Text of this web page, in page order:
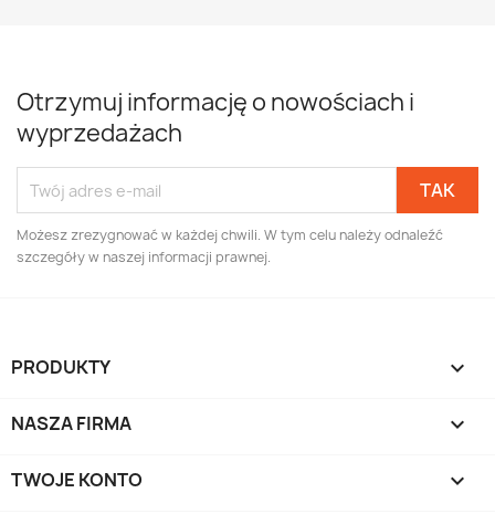
Otrzymuj informację o nowościach i
wyprzedażach
Możesz zrezygnować w każdej chwili. W tym celu należy odnaleźć
szczegóły w naszej informacji prawnej.
PRODUKTY 
NASZA FIRMA 
TWOJE KONTO 